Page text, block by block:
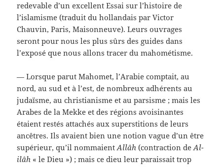
redevable d’un excellent Essai sur l’histoire de
l’islamisme (traduit du hollandais par Victor
Chauvin, Paris, Maisonneuve). Leurs ouvrages
seront pour nous les plus sûrs des guides dans
l’exposé que nous allons tracer du mahométisme.
— Lorsque parut Mahomet, l’Arabie comptait, au
nord, au sud et à l’est, de nombreux adhérents au
judaïsme, au christianisme et au parsisme ; mais les
Arabes de la Mekke et des régions avoisinantes
étaient restés attachés aux superstitions de leurs
ancêtres. Ils avaient bien une notion vague d’un être
supérieur, qu’il nommaientAllâh (contraction deAl-
ilâh « le Dieu ») ; mais ce dieu leur paraissait trop